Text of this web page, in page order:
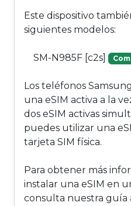
Este dispositivo
siguientes modelos:
SM-N985F [c2s]
Los teléfonos
una eSIM activa a la
dos eSIM activas
puedes utilizar una
tarjeta SIM física.
Para obtener más
instalar una eSIM en
consulta nuestra guía